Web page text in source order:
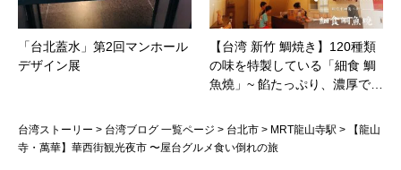
「台北蓋水」第2回マンホール
デザイン展
【台湾 新竹 鯛焼き】120種類
の味を特製している「細食 鯛
魚燒」~ 餡たっぷり、濃厚で…
台湾ストーリー > 台湾ブログ 一覧ページ > 台北市 > MRT龍山寺駅 >
【龍山
寺・萬華】華西街観光夜市 〜屋台グルメ食い倒れの旅